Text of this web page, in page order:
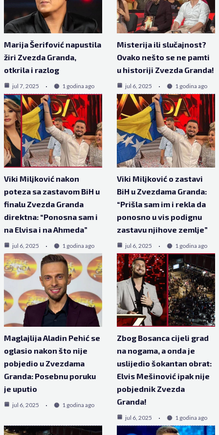
Marija Šerifović napustila
žiri Zvezda Granda,
otkrila i razlog
jul 7, 2025 1 godina ago
Misterija ili slučajnost?
Ovako nešto se ne pamti
u historiji Zvezda Granda!
jul 6, 2025 1 godina ago
Viki Miljković nakon
poteza sa zastavom BiH u
finalu Zvezda Granda
direktna: “Ponosna sam i
na Elvisa i na Ahmeda”
jul 6, 2025 1 godina ago
Viki Miljković o zastavi
BiH u Zvezdama Granda:
“Prišla sam im i rekla da
ponosno u vis podignu
zastavu njihove zemlje”
jul 6, 2025 1 godina ago
Maglajlija Aladin Pehić se
oglasio nakon što nije
pobjedio u Zvezdama
Granda: Posebnu poruku
je uputio
jul 6, 2025 1 godina ago
Zbog Bosanca cijeli grad
na nogama, a onda je
uslijedio šokantan obrat:
Elvis Mešinović ipak nije
pobjednik Zvezda
Granda!
jul 6, 2025 1 godina ago